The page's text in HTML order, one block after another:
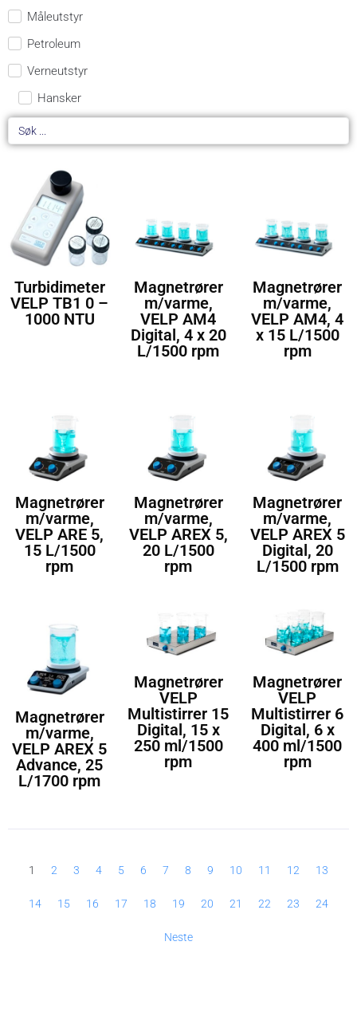
Måleutstyr
Petroleum
Verneutstyr
Hansker
Turbidimeter
VELP TB1 0 –
1000 NTU
Magnetrører
m/varme,
VELP AM4
Digital, 4 x 20
L/1500 rpm
Magnetrører
m/varme,
VELP AM4, 4
x 15 L/1500
rpm
Magnetrører
m/varme,
VELP ARE 5,
15 L/1500
rpm
Magnetrører
m/varme,
VELP AREX 5,
20 L/1500
rpm
Magnetrører
m/varme,
VELP AREX 5
Digital, 20
L/1500 rpm
Magnetrører
m/varme,
VELP AREX 5
Advance, 25
L/1700 rpm
Magnetrører
VELP
Multistirrer 15
Digital, 15 x
250 ml/1500
rpm
Magnetrører
VELP
Multistirrer 6
Digital, 6 x
400 ml/1500
rpm
1 2 3 4 5 6 7 8 9 10 11 12 13
14 15 16 17 18 19 20 21 22 23 24
Neste